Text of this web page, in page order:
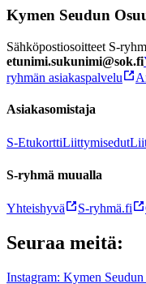
Kymen Seudun
Sähköpostiosoitteet S-
etunimi.sukunimi@sok.fi
ryhmän asiakaspalvelu
Asiakasomistaja
S-EtukorttiLiittymisedut
S-ryhmä muualla
Yhteishyvä S-ryhmä.fi
Seuraa meitä:
Instagram: Kymen